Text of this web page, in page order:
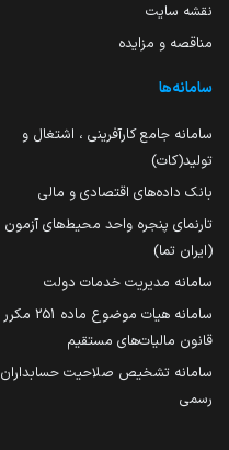
نقشه سایت
مناقصه و مزایده
سامانه‌ها
سامانه جامع کارآفرینی ، اشتغال و
تولید(کات)
بانک داده‌های اقتصادی و مالی
تارنمای پنجره واحد محیط‌های آزمون
(ایران تما)
سامانه مدیریت خدمات دولت
سامانه هیات موضوع ماده 251 مکرر
قانون مالیات‌های مستقیم
سامانه تشخیص صلاحیت حسابداران
رسمی